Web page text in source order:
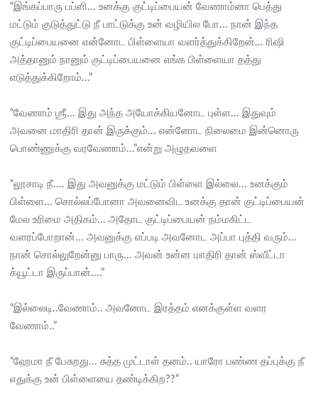
“இங்கப்பாரு பப்ளி... உனக்கு குட்டிப்பையன் வேணாம்னா பெத்து
மட்டும் குடுத்துட்டு நீ பாட்டுக்கு உன் வழியில போ... நான் இந்த
குட்டிப்பையனை என்னோட பிள்ளையா வளர்த்துக்கிறேன்... ரிஷி
அத்தானும் நானும் குட்டிப்பையனை எங்க பிள்ளையா தத்து
எடுத்துக்கிறோம்...”
“வேணாம் ஶ்ரீ... இது அந்த அயோக்கியனோட புள்ள... இதுவும்
அவனை மாதிரி தான் இருக்கும்... என்னோட நிலைமை இன்னொரு
பொண்ணுக்கு வரவேணாம்...”என்று அழுதவளை
“லூசாடி நீ.... இது அவனுக்கு மட்டும் பிள்ளை இல்லை... உனக்கும்
பிள்ளை... சொல்லப்போனா அவனைவிட உனக்கு தான் குட்டிப்பையன்
மேல உரிமை அதிகம்... அதோட குட்டிப்பையன் நம்மகிட்ட
வளரப்போறான்... அவனுக்கு எப்படி அவனோட அப்பா புத்தி வரும்...
நான் சொல்லுறேன்னு பாரு... அவன் உன்ன மாதிரி தான் ஸ்வீட்டா
க்யூட்டா இருப்பான்....”
“இல்லைடி..வேணாம்.. அவனோட இரத்தம் எனக்குள்ள வளர
வேணாம்..”
“ஹேமா நீ பேசுறது... சுத்த முட்டாள் தனம்.. யாரோ பண்ண தப்புக்கு நீ
எதுக்கு உன் பிள்ளையை தண்டிக்கிற??”